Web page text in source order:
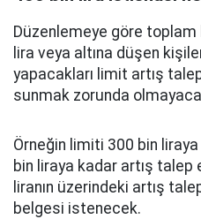
Düzenlemeye göre
lira veya altına düşen
yapacakları limit artış
sunmak zorunda
Örneğin limiti 300 bin
bin liraya kadar artış
liranın üzerindeki artış
belgesi istenecek.